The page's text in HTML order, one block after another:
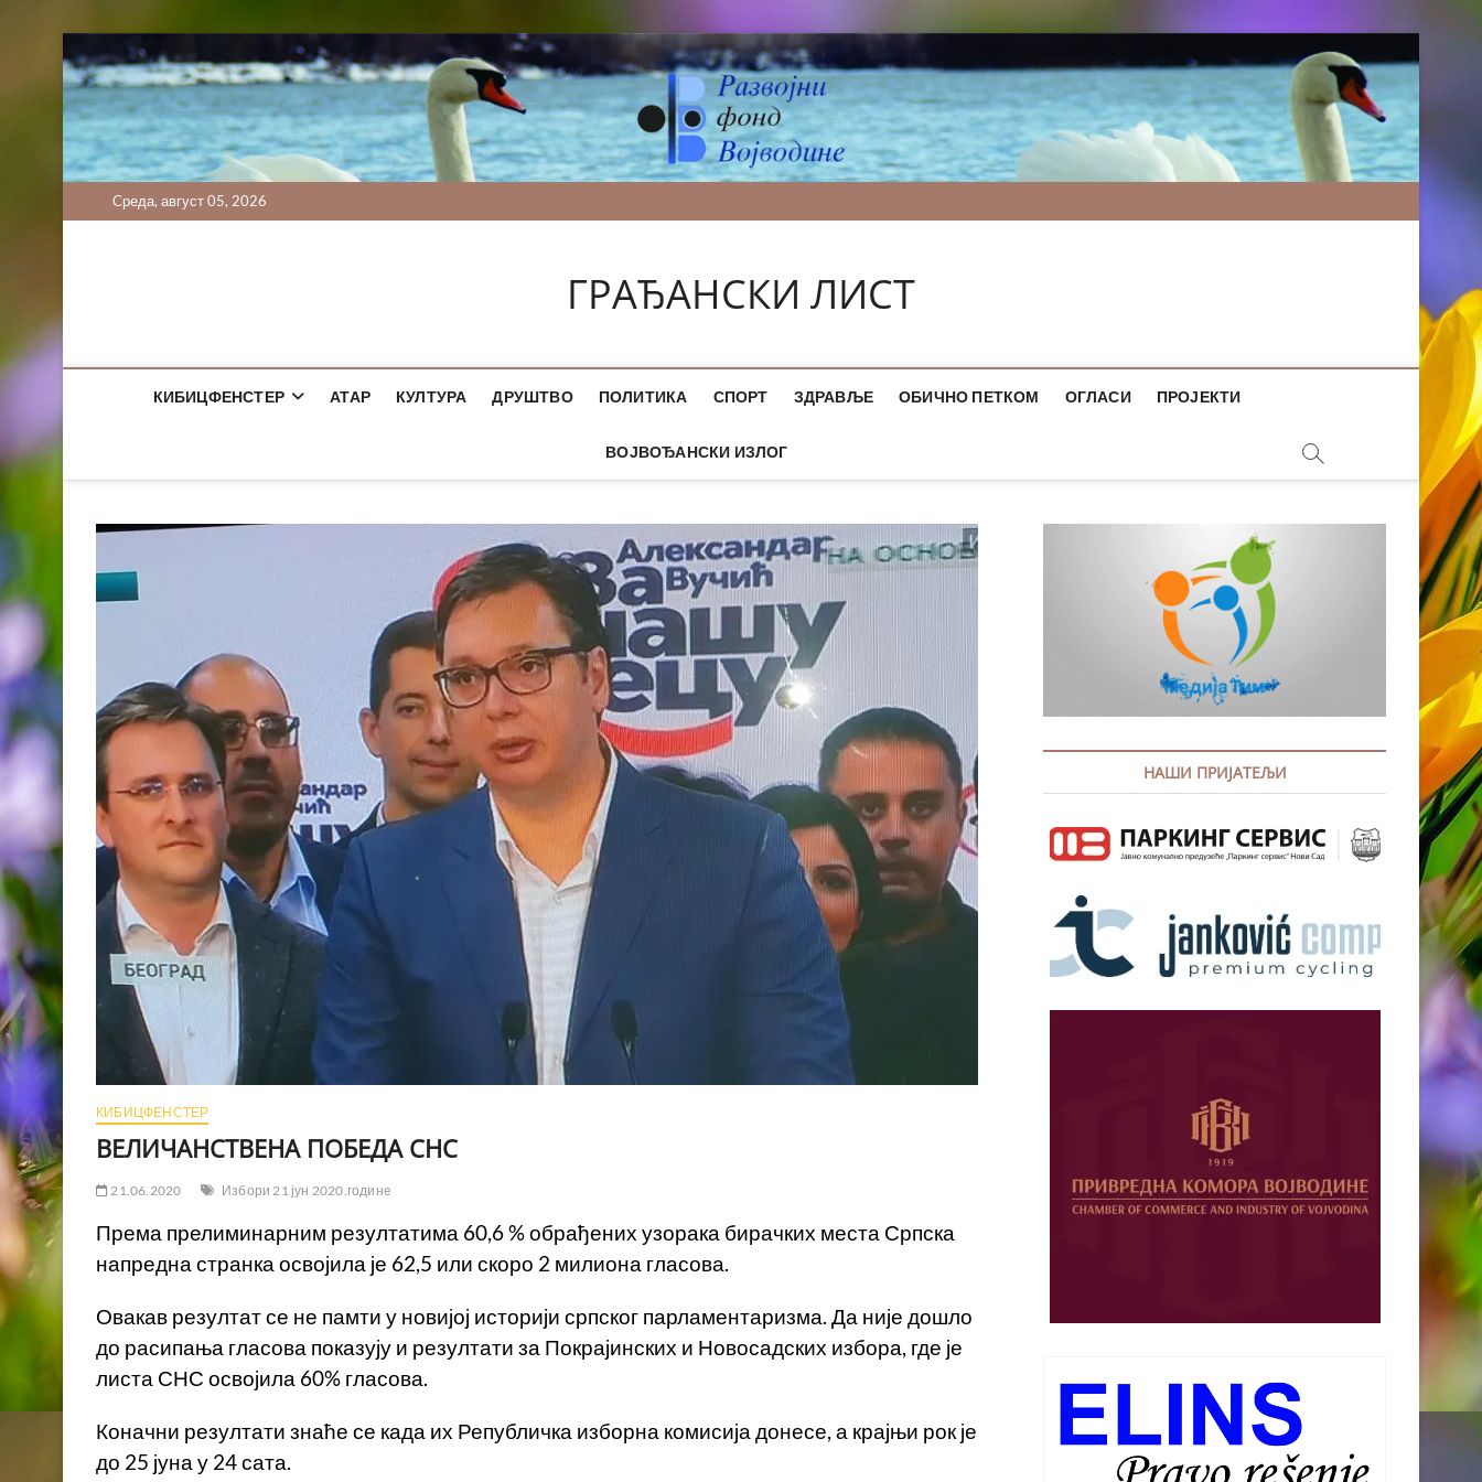
to
content
Cреда, август 05, 2026
ГРАЂАНСКИ ЛИСТ
КИБИЦФЕНСТЕР АТАР КУЛТУРА ДРУШТВО ПОЛИТИКА СПОРТ ЗДРАВЉЕ ОБИЧНО ПЕТКОМ ОГЛАСИ ПРОЈЕКТИ
ВОЈВОЂАНСКИ ИЗЛОГ
КИБИЦФЕНСТЕР
ВЕЛИЧАНСТВЕНА ПОБЕДА СНС
21.06.2020 Избори 21 јун 2020.године
Према прелиминарним резултатима 60,6 % обрађених узорака бирачких места Српска
напредна странка освојила је 62,5 или скоро 2 милиона гласова.
Овакав резултат се не памти у новијој историји српског парламентаризма. Да није дошло
до расипања гласова показују и резултати за Покрајинских и Новосадских избора, где је
листа СНС освојила 60% гласова.
Коначни резултати знаће се када их Републичка изборна комисија донесе, а крајњи рок је
до 25 јуна у 24 сата.
НАШИ ПРИЈАТЕЉИ